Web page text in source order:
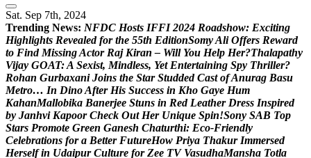
Sat. Sep 7th, 2024
Trending News: NFDC Hosts IFFI 2024 Roadshow: Exciting
Highlights Revealed for the 55th EditionSomyAli Offers Reward
to Find MissingActor Raj Kiran – Will You Help Her?Thalapathy
Vijay GOAT:A Sexist, Mindless, Yet Entertaining Spy Thriller?
Rohan Gurbaxani Joins the Star Studded Cast ofAnurag Basu
Metro… In DinoAfter His Success in Kho Gaye Hum
KahanMallobika Banerjee Stuns in Red Leather Dress Inspired
by Janhvi Kapoor Check Out Her Unique Spin!Sony SAB Top
Stars Promote Green Ganesh Chaturthi: Eco-Friendly
Celebrations for a Better FutureHow Priya Thakur Immersed
Herself in Udaipur Culture for Zee TV VasudhaMansha Totla